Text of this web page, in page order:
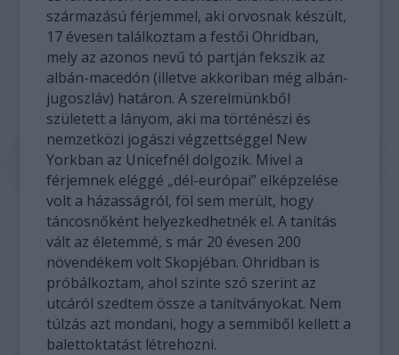
származású férjemmel, aki orvosnak készült,
17 évesen találkoztam a festői Ohridban,
mely az azonos nevű tó partján fekszik az
albán-macedón (illetve akkoriban még albán-
jugoszláv) határon. A szerelmünkből
született a lányom, aki ma történészi és
nemzetközi jogászi végzettséggel New
Yorkban az Unicefnél dolgozik. Mivel a
férjemnek eléggé „dél-európai” elképzelése
volt a házasságról, föl sem merült, hogy
táncosnőként helyezkedhetnék el. A tanítás
vált az életemmé, s már 20 évesen 200
növendékem volt Skopjéban. Ohridban is
próbálkoztam, ahol szinte szó szerint az
utcáról szedtem össze a tanítványokat. Nem
túlzás azt mondani, hogy a semmiből kellett a
balettoktatást létrehozni.